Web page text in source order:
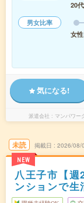
20代
男女比率
女性
気になる!
派遣会社 マンパワー
未読
NEW
掲載日 2026/08/
八王子市【
ンションで生